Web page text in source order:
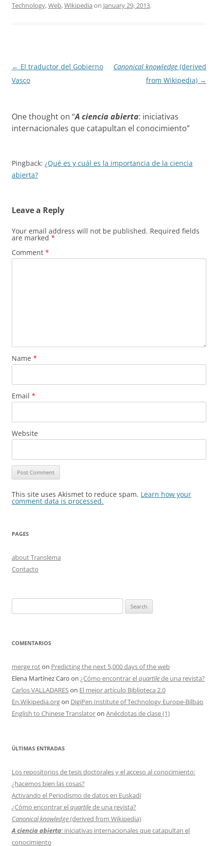
Technology,Web,Wikipedia on January 29, 2013.
Post
navigation
← El traductor del Gobierno
Vasco
Canonical knowledge (derived
from Wikipedia) →
One thought on “A ciencia abierta: iniciativas
internacionales que catapultan el conocimiento”
Pingback: ¿Qué es y cuál es la importancia de la ciencia
abierta?
Leave a Reply
Your email address will not be published. Required fields
are marked *
Comment *
Name *
Email *
Website
This site uses Akismet to reduce spam. Learn how your
comment data is processed.
PAGES
about Translema
Contacto
for:
COMENTARIOS
merge roton Predicting the next 5,000 days of the web
Elena Martínez Caro on ¿Cómo encontrar elquartilede una revista?
Carlos VALLADARESon El mejor artículo Biblioteca 2.0
En.Wikipedia.orgon DigiPen Institute of Technology Europe-Bilbao
English to Chinese Translatoron Anécdotas de clase (1)
ÚLTIMAS ENTRADAS
Los repositorios de tesis doctorales y el acceso al conocimiento:
¿hacemos bien las cosas?
Activando el Periodismo de datos en Euskadi
¿Cómo encontrar elquartilede una revista?
Canonical knowledge(derived from Wikipedia)
A ciencia abierta: iniciativas internacionales que catapultan el
conocimiento